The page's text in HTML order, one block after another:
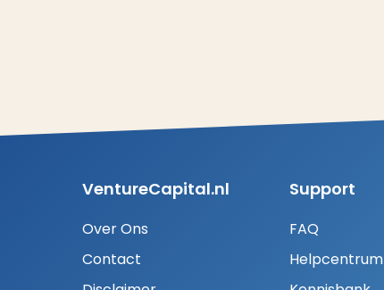
VentureCapital.nl
Over Ons
Contact
Support
FAQ
Helpcentrum